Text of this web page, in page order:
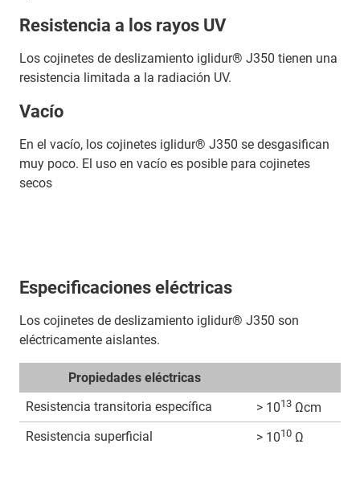
Resistencia a los rayos UV
Los cojinetes de deslizamiento iglidur® J350 tienen una
resistencia limitada a la radiación UV.
Vacío
En el vacío, los cojinetes iglidur® J350 se desgasifican
muy poco. El uso en vacío es posible para cojinetes
secos
Especificaciones eléctricas
Los cojinetes de deslizamiento iglidur® J350 son
eléctricamente aislantes.
Propiedades eléctricas
Resistencia transitoria específica
> 1013 Ωcm
Resistencia superficial
> 1010 Ω